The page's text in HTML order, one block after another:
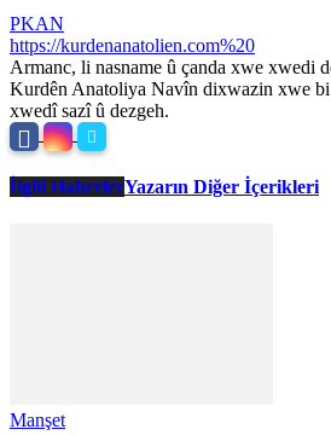
PKAN
https://kurdenanatolien.com%20
Armanc, li nasname û çanda xwe xwedi
Kurdên Anatoliya Navîn dixwazin xwe
xwedî sazî û dezgeh.
İlgili HaberlerYazarın Diğer İçerikleri
Manşet